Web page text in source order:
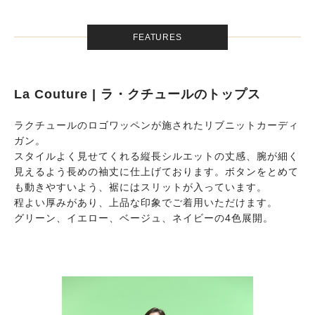
FEATURES
La Couture | ラ・クチュールのトップス
ラクチュールのロゴワッペンが施されたリブニットカーディ
ガン。
スタイルよく見せてくれる縦長シルエットの丈感、腕が細く
見えるよう長めの袖丈に仕上げております。ボタンをとめて
も動きやすいよう、裾にはスリットが入っています。
程よい厚みがあり、上品な印象でご着用いただけます。
グリーン、イエロー、ベージュ、ネイビーの4色展開。